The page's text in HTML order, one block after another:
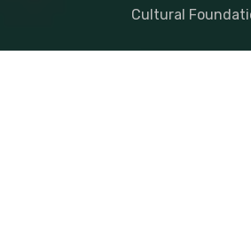
Cultural